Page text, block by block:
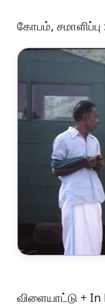
கோபம், சமாளிப்பு
விளையாட்டு + In